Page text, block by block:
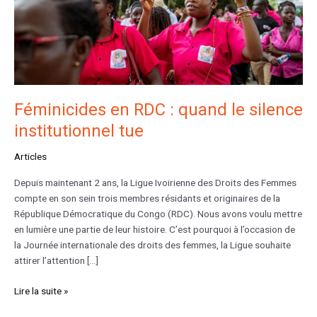
Féminicides en RDC : quand le silence
institutionnel tue
Articles
Depuis maintenant 2 ans, la Ligue Ivoirienne des Droits des Femmes
compte en son sein trois membres résidants et originaires de la
République Démocratique du Congo (RDC). Nous avons voulu mettre
en lumière une partie de leur histoire. C’est pourquoi à l’occasion de
la Journée internationale des droits des femmes, la Ligue souhaite
attirer l’attention […]
institutionnel
tue
Lire la suite »